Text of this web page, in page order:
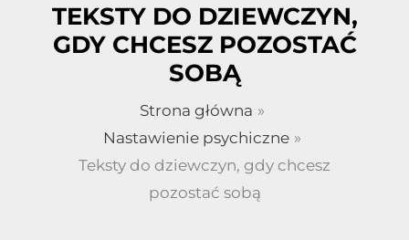
TEKSTY DO DZIEWCZYN,
GDY CHCESZ POZOSTAĆ
SOBĄ
Strona główna
Nastawienie psychiczne
Teksty do dziewczyn, gdy chcesz
pozostać sobą